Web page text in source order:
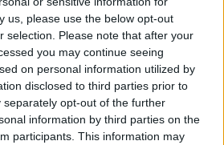
us, please use the below opt-out
selection. Please note that after your
you may continue seeing
on personal information utilized by
disclosed to third parties prior to
separately opt-out of the further
information by third parties on the
participants. This information may